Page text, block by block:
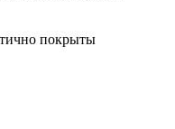
покрыты